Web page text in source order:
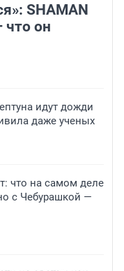
SHAMAN
что он
идут дожди
даже ученых
что на самом деле
с Чебурашкой —